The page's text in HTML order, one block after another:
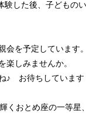
験した後、子どもの
会を予定しています。
楽しみませんか。
♪ お待ちしています
くおとめ座の一等星